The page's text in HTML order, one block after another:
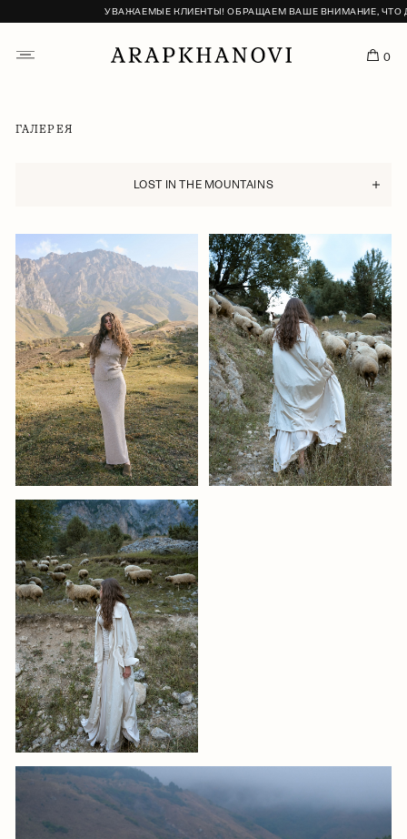
УВАЖАЕМЫЕ КЛИЕНТЫ! ОБРАЩАЕМ ВАШЕ ВНИМАНИЕ, ЧТО ДОСТАВКА
0
ГАЛЕРЕЯ
LOST IN THE MOUNTAINS